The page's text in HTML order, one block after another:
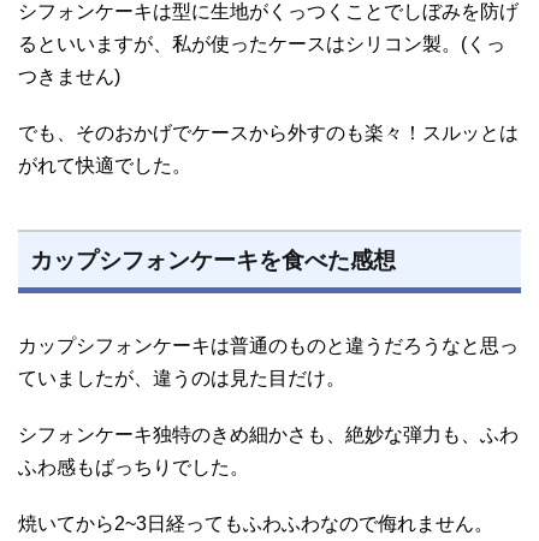
シフォンケーキは型に生地がくっつくことでしぼみを防げ
るといいますが、私が使ったケースはシリコン製。(くっ
つきません)
でも、そのおかげでケースから外すのも楽々！スルッとは
がれて快適でした。
カップシフォンケーキを食べた感想
カップシフォンケーキは普通のものと違うだろうなと思っ
ていましたが、違うのは見た目だけ。
シフォンケーキ独特のきめ細かさも、絶妙な弾力も、ふわ
ふわ感もばっちりでした。
焼いてから2~3日経ってもふわふわなので侮れません。